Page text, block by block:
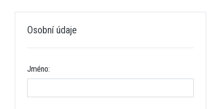
Osobní údaje
Jméno: